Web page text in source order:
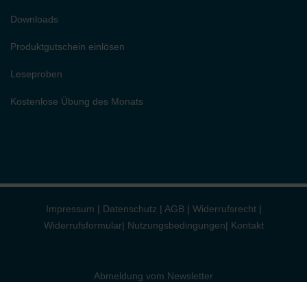
Downloads
Produktgutschein einlösen
Leseproben
Kostenlose Übung des Monats
Impressum | Datenschutz | AGB| Widerrufsrecht|
Widerrufsformular| Nutzungsbedingungen| Kontakt
Abmeldung vom Newsletter